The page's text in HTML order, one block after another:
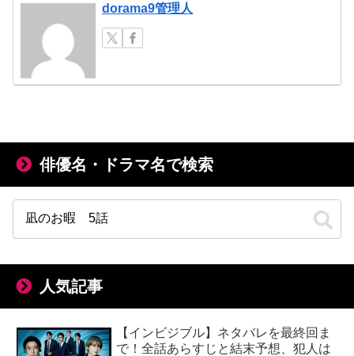
dorama9管理人
俳優名・ドラマ名で検索
人気記事
【インビジブル】ネタバレを最終回ま
で！全話あらすじと結末予想、犯人は